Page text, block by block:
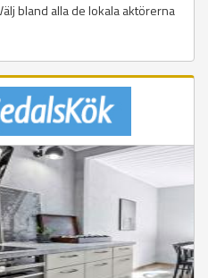
bland alla de lokala aktörerna